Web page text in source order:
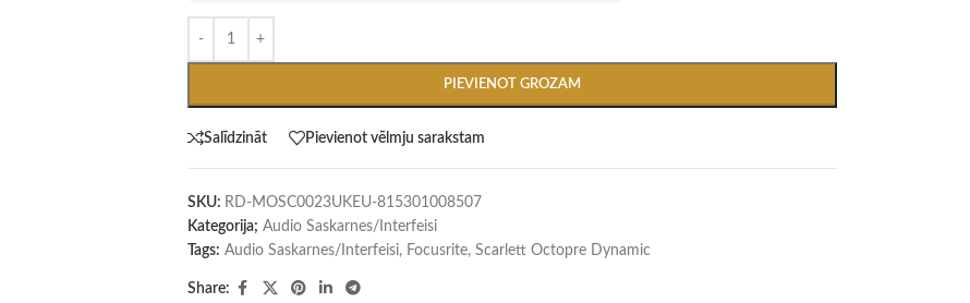
PIEVIENOT GROZAM
Salīdzināt Pievienot vēlmju sarakstam
SKU: RD-MOSC0023UKEU-815301008507
Kategorija; Audio Saskarnes/Interfeisi
Tags: Audio Saskarnes/Interfeisi, Focusrite, Scarlett Octopre Dynamic
Share: